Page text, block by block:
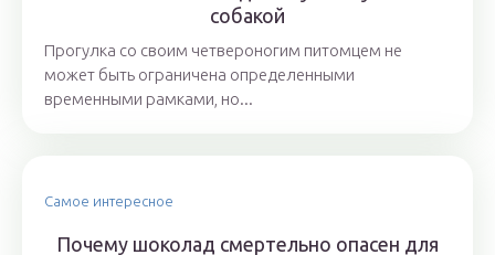
собакой
Прогулка со своим четвероногим питомцем не
может быть ограничена определенными
временными рамками, но...
Самое интересное
Почему шоколад смертельно опасен для